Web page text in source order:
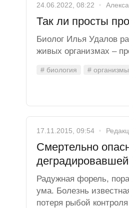
24.06.2022, 08:22
Так ли просты
Биолог Илья Удалов
живых организмах –
# биология # организмы
17.11.2015, 09:54
Смертельно
Радужная форель,
ума. Болезнь
потеря рыбой